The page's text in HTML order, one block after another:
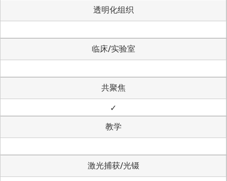
透明化组织
临床/实验室
共聚焦
✓
教学
激光捕获/光镊